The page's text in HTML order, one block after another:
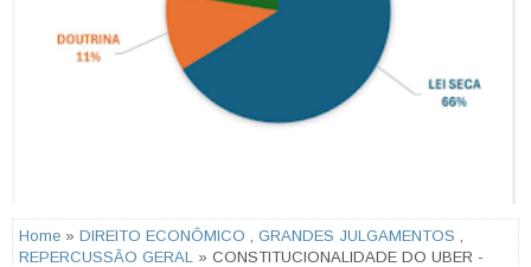
Home » DIREITO ECONÔMICO GRANDES JULGAMENTOS
REPERCUSSÃO GERAL
» CONSTITUCIONALIDADE DO UBER -